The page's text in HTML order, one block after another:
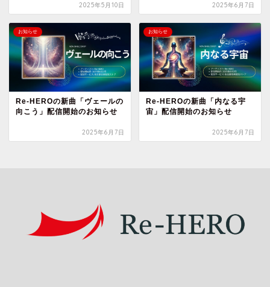
2025年5月10日 2025年6月7日
お知らせ
Re-HEROの新曲「ヴェールの
向こう」配信開始のお知らせ
2025年6月7日
お知らせ
Re-HEROの新曲「内なる宇
宙」配信開始のお知らせ
2025年6月7日